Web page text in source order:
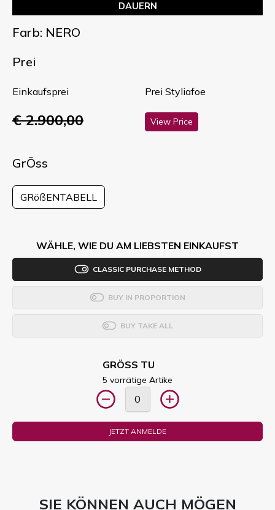
DAUERN
Farb: NERO
Prei
Einkaufsprei
€ 2.900,00
Prei Styliafoe
View Price
GrÖss
GRößENTABELL
WÄHLE, WIE DU AM LIEBSTEN EINKAUFST
CLASSIC PURCHASE METHOD
BUY IN PROPORTION
BUY TAKE ALL
GRÖSS TU
5 vorrätige Artike
JETZT ANMELDE
SIE KÖNNEN AUCH MÖGEN